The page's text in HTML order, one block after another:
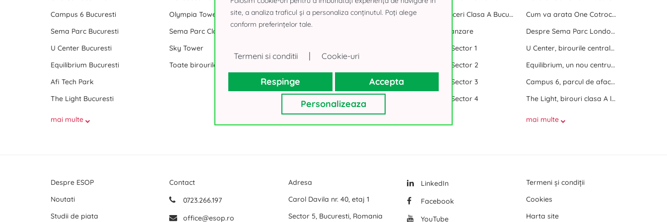
Campus 6 Bucuresti
Sema Parc Bucuresti
U Center Bucuresti
Equilibrium Bucuresti
Afi Tech Park
The Light Bucuresti
mai multe
Olympia Tower
Sema Parc Cladirea Paris
Sky Tower
Logicor Mogosoaia
VGP Park Bucharest
CTPark Bucharest
Centre de afaceri Clasa A Bucuresti
Terenuri de vanzare
Spatii birouri Sector 1
Spatii birouri Sector 2
Spatii birouri Sector 3
Spatii birouri Sector 4
Cum va arata One Cotroceni Park
Despre Sema Parc London si Sema Parc Oslo
U Center, birourile centrale dintre doua parcuri
Equilibrium, un nou centru de birouri langa Promenada Mall
Campus 6, parcul de afaceri de langa Politehnica Bucuresti
The Light, birouri clasa A langa Politehnica Bucuresti
mai multe
Despre ESOP
Noutati
Studii de piata
Contact
0723.266.197
office@esop.ro
Adresa
Carol Davila nr. 40, etaj 1
Sector 5, Bucuresti, Romania
LinkedIn
Facebook
YouTube
Termeni și condiții
Cookies
Harta site
site, a analiza traficul și a personaliza conținutul. Poți alege
conform preferințelor tale.
Termeni si conditii | Cookie-uri
Respinge
Accepta
Personalizeaza